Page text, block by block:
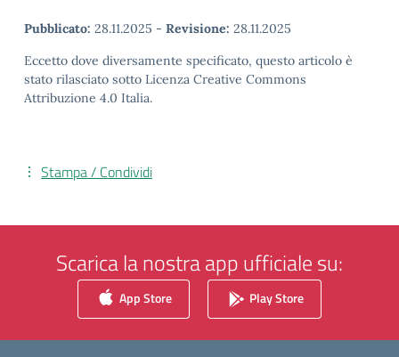
Pubblicato: 28.11.2025 - Revisione: 28.11.2025
Eccetto dove diversamente specificato, questo articolo è
stato rilasciato sotto Licenza Creative Commons
Attribuzione 4.0 Italia.
Stampa / Condividi
Scarica la nostra app ufficiale su:
App Store Play Store